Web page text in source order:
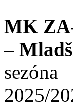
MK
–
sezóna
2025/